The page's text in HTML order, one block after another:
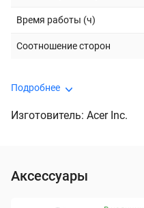
Время работы (ч)
Соотношение сторон
Подробнее
Изготовитель: Acer Inc.
Аксессуары